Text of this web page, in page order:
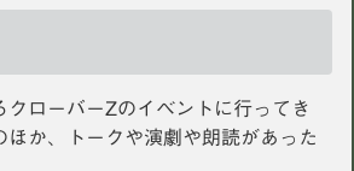
クローバーZのイベントに行ってき
ほか、トークや演劇や朗読があった